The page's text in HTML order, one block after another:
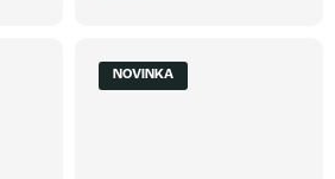
NOVINKA